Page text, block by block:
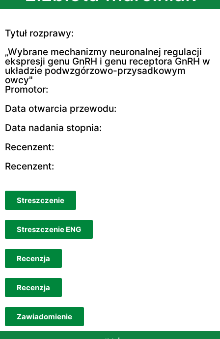
Tytuł rozprawy:
„Wybrane mechanizmy neuronalnej regulacji
ekspresji genu GnRH i genu receptora GnRH w
układzie podwzgórzowo-przysadkowym
owcy"
Promotor:
Data otwarcia przewodu:
Data nadania stopnia:
Recenzent:
Recenzent:
Streszczenie
Streszczenie ENG
Recenzja
Recenzja
Zawiadomienie